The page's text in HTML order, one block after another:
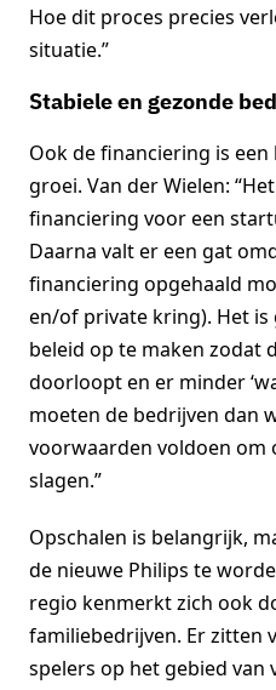
Hoe dit proces precies
situatie.”
Stabiele en gezonde
Ook de financiering is
groei. Van der Wielen:
financiering voor een
Daarna valt er een gat
financiering opgehaald
en/of private kring). Het
beleid op te maken zodat
doorloopt en er minder
moeten de bedrijven dan
voorwaarden voldoen om
slagen.”
Opschalen is belangrijk,
de nieuwe Philips te
regio kenmerkt zich ook
familiebedrijven. Er zitten
spelers op het gebied van